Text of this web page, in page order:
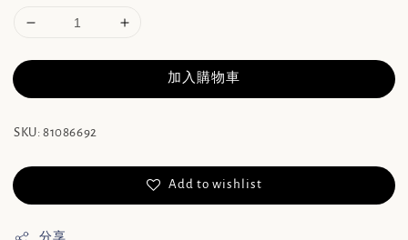
加入購物車
SKU: 81086692
Add to wishlist